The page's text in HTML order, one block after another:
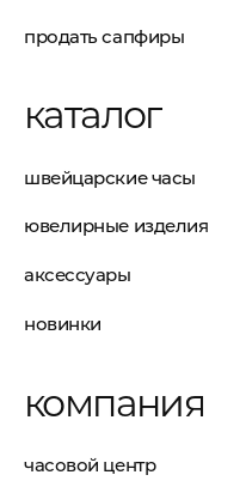
продать сапфиры
каталог
швейцарские часы
ювелирные изделия
аксессуары
новинки
компания
часовой центр